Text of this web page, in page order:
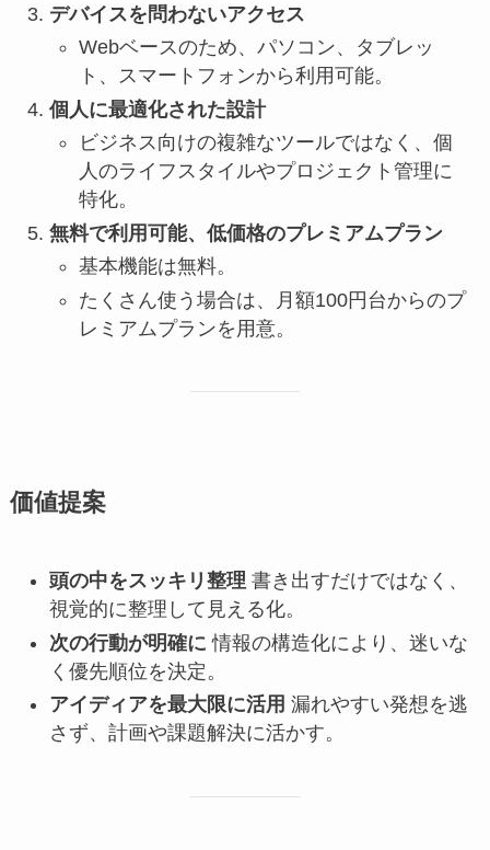
デバイスを問わないアクセス
Webベースのため、パソコン、タブレッ
ト、スマートフォンから利用可能。
個人に最適化された設計
ビジネス向けの複雑なツールではなく、個
人のライフスタイルやプロジェクト管理に
特化。
無料で利用可能、低価格のプレミアムプラン
基本機能は無料。
たくさん使う場合は、月額100円台からのプ
レミアムプランを用意。
価値提案
頭の中をスッキリ整理 書き出すだけではなく、
視覚的に整理して見える化。
次の行動が明確に 情報の構造化により、迷いな
く優先順位を決定。
アイディアを最大限に活用 漏れやすい発想を逃
さず、計画や課題解決に活かす。